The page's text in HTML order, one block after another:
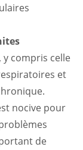
y compris celle
et
nocive pour
de